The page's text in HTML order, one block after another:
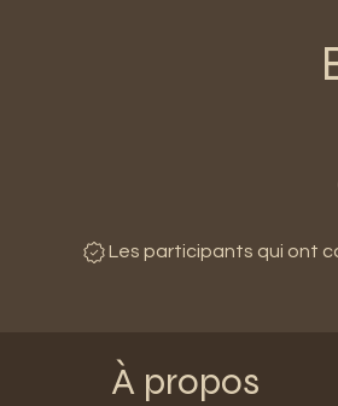
Les participants qui ont
À propos